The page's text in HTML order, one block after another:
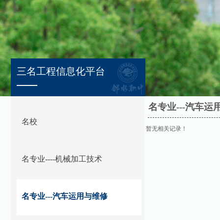
三名工程信息化平台
名校
名专业----机械加工技术
名专业---汽车运用与维修
名专业---汽车运
暂无相关记录！